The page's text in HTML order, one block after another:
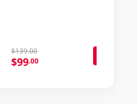
$139.00
$99.00